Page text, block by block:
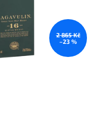
2 865 Kč
–23 %